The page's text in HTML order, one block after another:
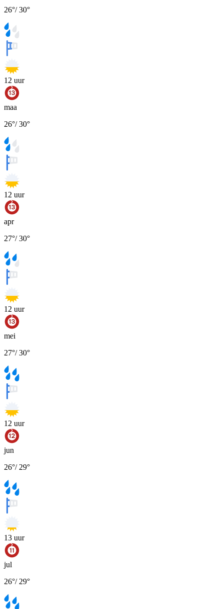
26°/30°
12 uur
maa
26°/30°
12 uur
apr
27°/30°
12 uur
mei
27°/30°
12 uur
jun
26°/ 29°
13 uur
jul
26°/ 29°